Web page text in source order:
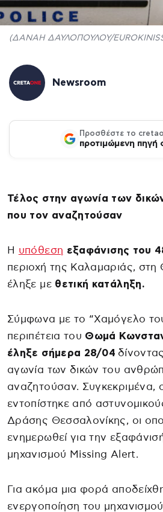
(ΔΑΝΑΗ ΔΑΥΛΟΠΟΥΛΟΥ/
Newsroom
Προσθέστε το
προτιμώμενη πηγή
Τέλος στην αγωνία των
που τον αναζητούσαν
Η υπόθεση εξαφάνισης του
περιοχή της Καλαμαριάς, στη
έληξε με θετική κατάληξη.
Σύμφωνα με το “Χαμόγελο
περιπέτεια του Θωμά
έληξε σήμερα 28/04
αγωνία των δικών του
αναζητούσαν. Συγκεκριμένα,
εντοπίστηκε από
Δράσης Θεσσαλονίκης, οι
ενημερωθεί για την
μηχανισμού Missing Alert.
Για ακόμα μια φορά
ενεργοποίηση του